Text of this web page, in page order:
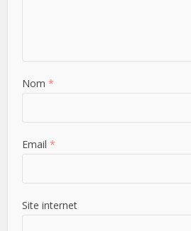
Nom *
Email *
Site internet